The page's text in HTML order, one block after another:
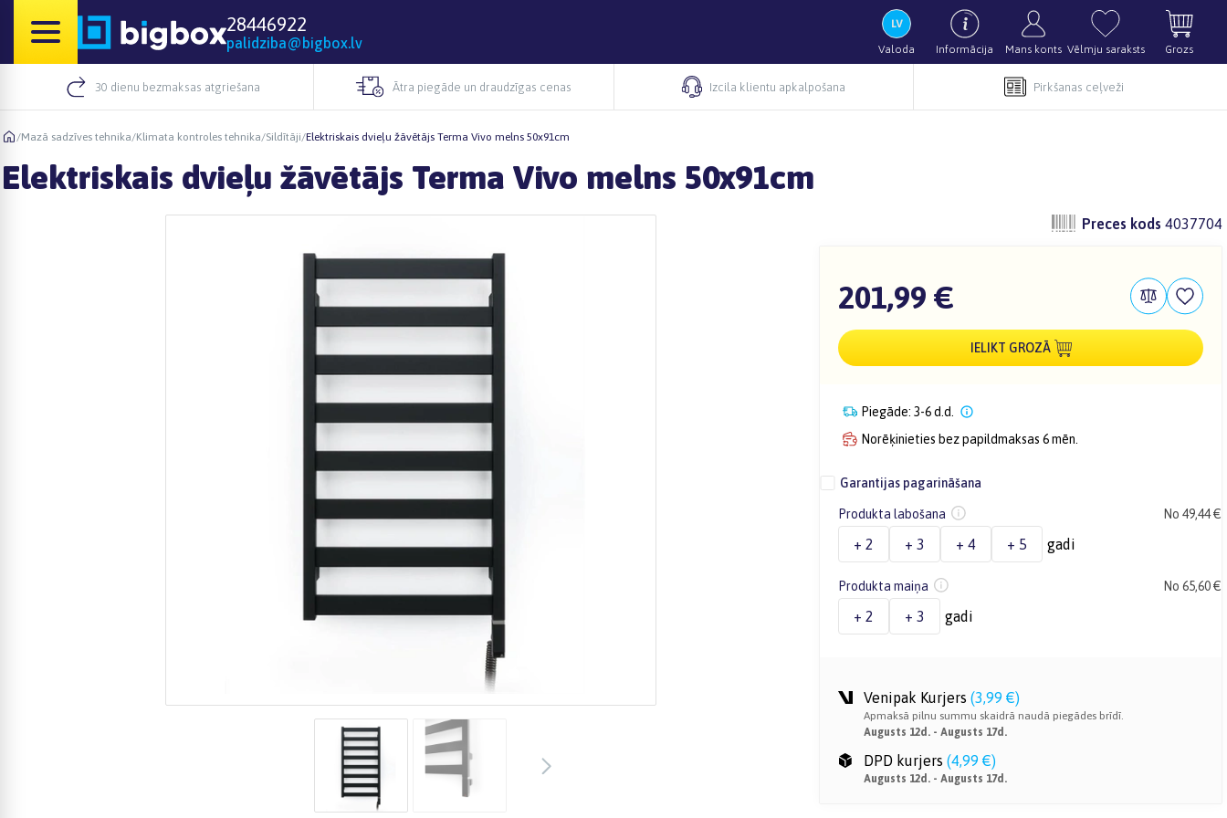
28446922
palidziba@bigbox.lv Valoda Informācija Mans konts Vēlmju saraksts Grozs
30 dienu bezmaksas atgriešana Ātra piegāde un draudzīgas cenas Izcila klientu apkalpošana Pirkšanas ceļveži
/Mazā sadzīves tehnika/Klimata kontroles tehnika/Sildītāji/Elektriskais dvieļu žāvētājs Terma Vivo melns 50x91cm
Elektriskais dvieļu žāvētājs Terma Vivo melns 50x91cm
Preces kods 4037704
201,99 €
IELIKT GROZĀ
Piegāde: 3-6 d.d.
Norēķinieties bez papildmaksas 6 mēn.
Garantijas pagarināšana
Produkta labošana No 49,44 €
+ 2 + 3 + 4 + 5 gadi
Produkta maiņa No 65,60 €
+ 2 + 3 gadi
Venipak Kurjers (3,99 €)
Apmaksā pilnu summu skaidrā naudā piegādes brīdī.
Augusts 12d. - Augusts 17d.
DPD kurjers (4,99 €)
Augusts 12d. - Augusts 17d.